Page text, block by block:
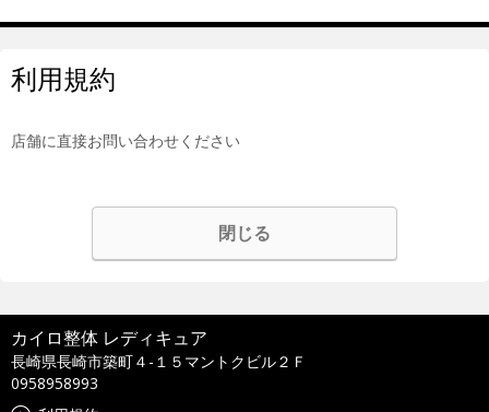
利用規約
店舗に直接お問い合わせください
閉じる
カイロ整体 レディキュア
長崎県長崎市築町４-１５マントクビル２Ｆ
0958958993